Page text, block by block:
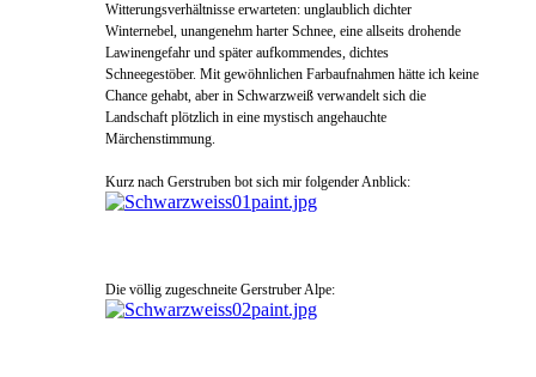
Witterungsverhältnisse erwarteten: unglaublich dichter
Winternebel, unangenehm harter Schnee, eine allseits drohende
Lawinengefahr und später aufkommendes, dichtes
Schneegestöber. Mit gewöhnlichen Farbaufnahmen hätte ich keine
Chance gehabt, aber in Schwarzweiß verwandelt sich die
Landschaft plötzlich in eine mystisch angehauchte
Märchenstimmung.
Kurz nach Gerstruben bot sich mir folgender Anblick:
Die völlig zugeschneite Gerstruber Alpe: